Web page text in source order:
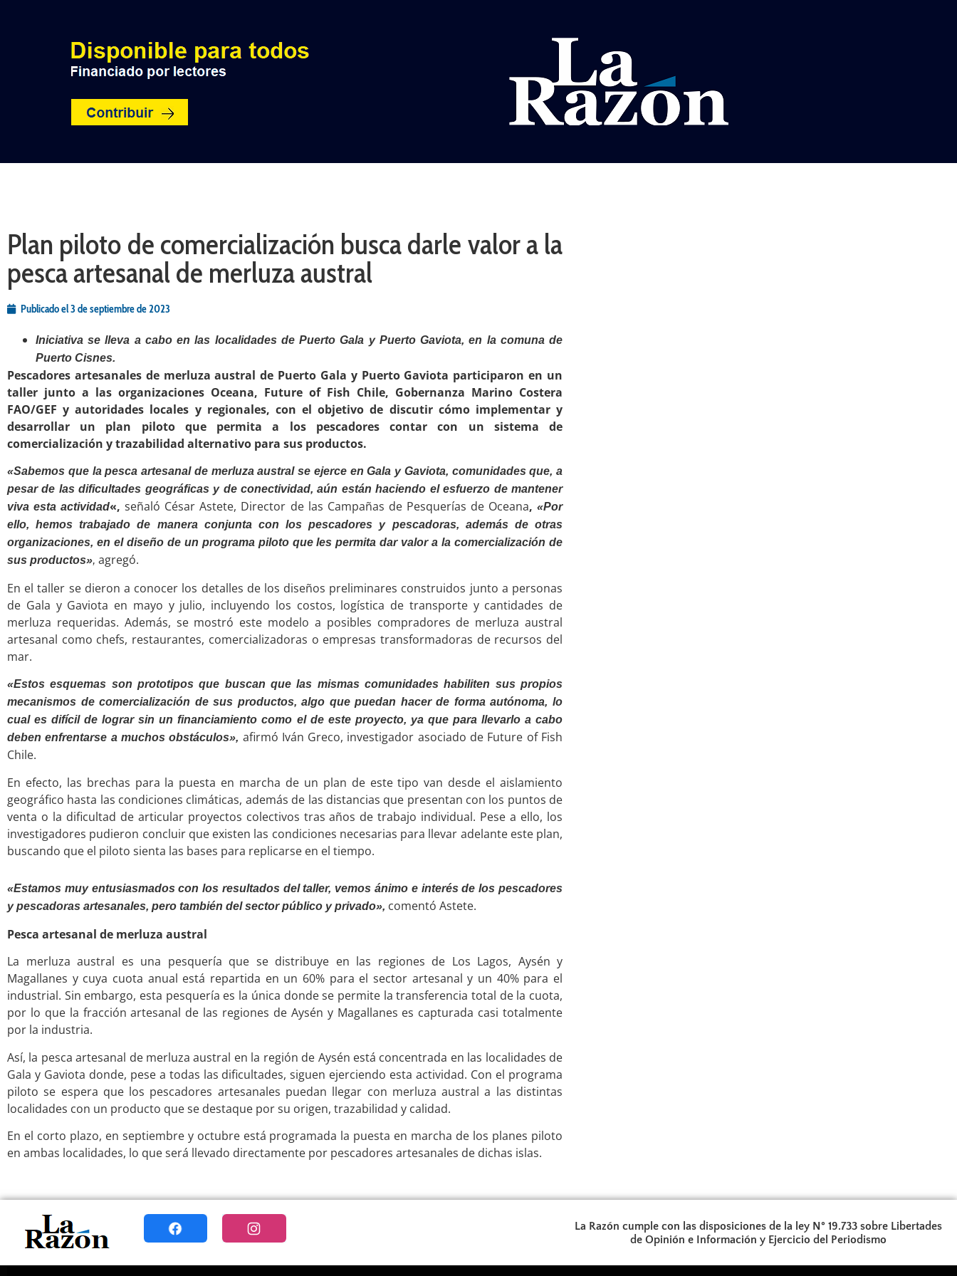
Plan piloto de comercialización busca darle valor a la
pesca artesanal de merluza austral
Publicado el3 de septiembre de 2023
Iniciativa se lleva a cabo en las localidades de Puerto Gala y Puerto Gaviota, en la comuna de
Puerto Cisnes.
Pescadores artesanales de merluza austral de Puerto Gala y Puerto Gaviota participaron en un
taller junto a las organizaciones Oceana, Future of Fish Chile, Gobernanza Marino Costera
FAO/GEF y autoridades locales y regionales, con el objetivo de discutir cómo implementar y
desarrollar un plan piloto que permita a los pescadores contar con un sistema de
comercialización y trazabilidad alternativo para sus productos.
«Sabemos que la pesca artesanal de merluza austral se ejerce en Gala y Gaviota, comunidades que, a
pesar de las dificultades geográficas y de conectividad, aún están haciendo el esfuerzo de mantener
viva esta actividad«, señaló César Astete, Director de las Campañas de Pesquerías de Oceana,«Por
ello, hemos trabajado de manera conjunta con los pescadores y pescadoras, además de otras
organizaciones, en el diseño de un programa piloto que les permita dar valor a la comercialización de
sus productos», agregó.
En el taller se dieron a conocer los detalles de los diseños preliminares construidos junto a personas
de Gala y Gaviota en mayo y julio, incluyendo los costos, logística de transporte y cantidades de
merluza requeridas. Además, se mostró este modelo a posibles compradores de merluza austral
artesanal como chefs, restaurantes, comercializadoras o empresas transformadoras de recursos del
mar.
«Estos esquemas son prototipos que buscan que las mismas comunidades habiliten sus propios
mecanismos de comercialización de sus productos, algo que puedan hacer de forma autónoma, lo
cual es difícil de lograr sin un financiamiento como el de este proyecto, ya que para llevarlo a cabo
deben enfrentarse a muchos obstáculos», afirmó Iván Greco, investigador asociado de Future of Fish
Chile.
En efecto, las brechas para la puesta en marcha de un plan de este tipo van desde el aislamiento
geográfico hasta las condiciones climáticas, además de las distancias que presentan con los puntos de
venta o la dificultad de articular proyectos colectivos tras años de trabajo individual. Pese a ello, los
investigadores pudieron concluir que existen las condiciones necesarias para llevar adelante este plan,
buscando que el piloto sienta las bases para replicarse en el tiempo.
«Estamos muy entusiasmados con los resultados del taller, vemos ánimo e interés de los pescadores
y pescadoras artesanales, pero también del sector público y privado», comentó Astete.
Pesca artesanal de merluza austral
La merluza austral es una pesquería que se distribuye en las regiones de Los Lagos, Aysén y
Magallanes y cuya cuota anual está repartida en un 60% para el sector artesanal y un 40% para el
industrial. Sin embargo, esta pesquería es la única donde se permite la transferencia total de la cuota,
por lo que la fracción artesanal de las regiones de Aysén y Magallanes es capturada casi totalmente
por la industria.
Así, la pesca artesanal de merluza austral en la región de Aysén está concentrada en las localidades de
Gala y Gaviota donde, pese a todas las dificultades, siguen ejerciendo esta actividad. Con el programa
piloto se espera que los pescadores artesanales puedan llegar con merluza austral a las distintas
localidades con un producto que se destaque por su origen, trazabilidad y calidad.
En el corto plazo, en septiembre y octubre está programada la puesta en marcha de los planes piloto
en ambas localidades, lo que será llevado directamente por pescadores artesanales de dichas islas.
La Razón cumple con las disposiciones de la ley N° 19.733 sobre Libertades
de Opinión e Información y Ejercicio del Periodismo